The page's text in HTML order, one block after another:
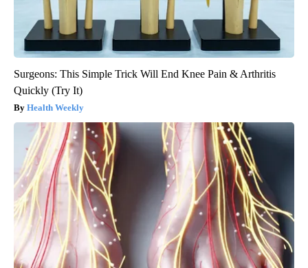
Surgeons: This Simple Trick Will End Knee Pain & Arthritis
Quickly (Try It)
Health Weekly